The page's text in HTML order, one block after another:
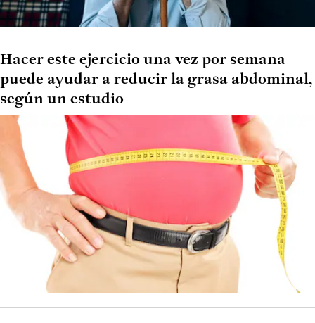
Hacer este ejercicio una vez por semana
puede ayudar a reducir la grasa abdominal,
según un estudio